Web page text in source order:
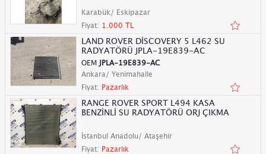
Karabük/ Eskipazar
Fiyat: 1.000 TL
LAND ROVER DİSCOVERY 5 L462 SU
RADYATÖRÜ JPLA-19E839-AC
OEM JPLA-19E839-AC
Ankara/ Yenimahalle
Fiyat: Pazarlık
RANGE ROVER SPORT L494 KASA
BENZİNLİ SU RADYATÖRÜ ORJ ÇIKMA
İstanbul Anadolu/ Ataşehir
Fiyat: Pazarlık